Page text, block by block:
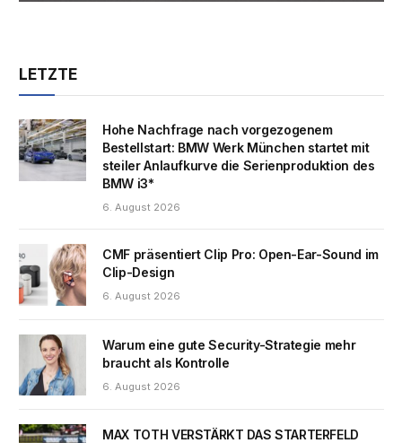
LETZTE
Hohe Nachfrage nach vorgezogenem
Bestellstart: BMW Werk München startet mit
steiler Anlaufkurve die Serienproduktion des
BMW i3*
6. August 2026
CMF präsentiert Clip Pro: Open-Ear-Sound im
Clip-Design
6. August 2026
Warum eine gute Security-Strategie mehr
braucht als Kontrolle
6. August 2026
MAX TOTH VERSTÄRKT DAS STARTERFELD